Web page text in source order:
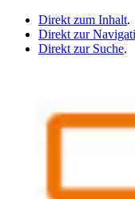
Direkt zum Inhalt.
Direkt zur
Direkt zur Suche.